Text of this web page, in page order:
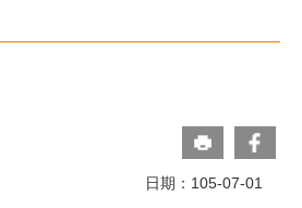
日期：105-07-01